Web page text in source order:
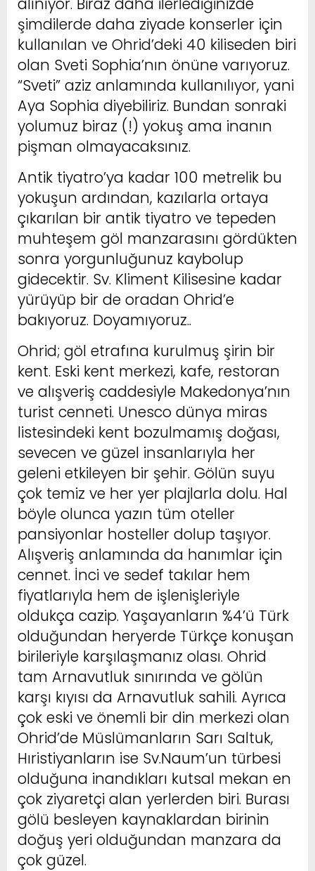
şimdilerde daha ziyade konserler için
kullanılan ve Ohrid’deki 40 kiliseden biri
olan Sveti Sophia’nın önüne varıyoruz.
“Sveti” aziz anlamında kullanılıyor, yani
Aya Sophia diyebiliriz. Bundan sonraki
yolumuz biraz (!) yokuş ama inanın
pişman olmayacaksınız.
Antik tiyatro’ya kadar 100 metrelik bu
yokuşun ardından, kazılarla ortaya
çıkarılan bir antik tiyatro ve tepeden
muhteşem göl manzarasını gördükten
sonra yorgunluğunuz kaybolup
gidecektir. Sv. Kliment Kilisesine kadar
yürüyüp bir de oradan Ohrid’e
bakıyoruz. Doyamıyoruz..
Ohrid; göl etrafına kurulmuş şirin bir
kent. Eski kent merkezi, kafe, restoran
ve alışveriş caddesiyle Makedonya’nın
turist cenneti. Unesco dünya miras
listesindeki kent bozulmamış doğası,
sevecen ve güzel insanlarıyla her
geleni etkileyen bir şehir. Gölün suyu
çok temiz ve her yer plajlarla dolu. Hal
böyle olunca yazın tüm oteller
pansiyonlar hosteller dolup taşıyor.
Alışveriş anlamında da hanımlar için
cennet. İnci ve sedef takılar hem
fiyatlarıyla hem de işlenişleriyle
oldukça cazip. Yaşayanların %4’ü Türk
olduğundan heryerde Türkçe konuşan
birileriyle karşılaşmanız olası. Ohrid
tam Arnavutluk sınırında ve gölün
karşı kıyısı da Arnavutluk sahili. Ayrıca
çok eski ve önemli bir din merkezi olan
Ohrid’de Müslümanların Sarı Saltuk,
Hıristiyanların ise Sv.Naum’un türbesi
olduğuna inandıkları kutsal mekan en
çok ziyaretçi alan yerlerden biri. Burası
gölü besleyen kaynaklardan birinin
doğuş yeri olduğundan manzara da
çok güzel.